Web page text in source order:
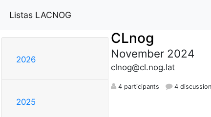
Listas LACNOG
2026
2025
CLnog
November 2024
clnog@cl.nog.lat
4 participants 4